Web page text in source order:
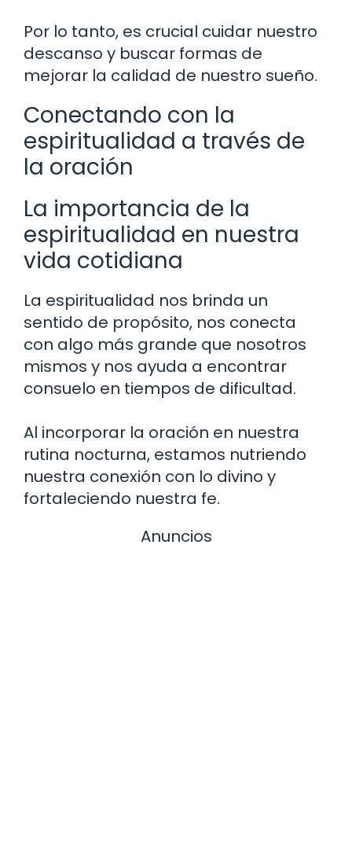
Por lo tanto, es crucial cuidar nuestro
descanso y buscar formas de
mejorar la calidad de nuestro sueño.
Conectando con la
espiritualidad a través de
la oración
La importancia de la
espiritualidad en nuestra
vida cotidiana
La espiritualidad nos brinda un
sentido de propósito, nos conecta
con algo más grande que nosotros
mismos y nos ayuda a encontrar
consuelo en tiempos de dificultad.
Al incorporar la oración en nuestra
rutina nocturna, estamos nutriendo
nuestra conexión con lo divino y
fortaleciendo nuestra fe.
Anuncios